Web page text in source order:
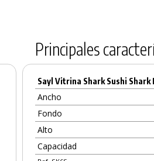
Principales
Sayl Vitrina Shark Sushi Shark
Ancho
Fondo
Alto
Capacidad